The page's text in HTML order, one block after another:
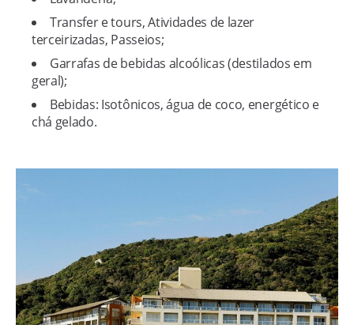
Transfer e tours, Atividades de lazer
terceirizadas, Passeios;
Garrafas de bebidas alcoólicas (destilados em
geral);
Bebidas: Isotônicos, água de coco, energético e
chá gelado.